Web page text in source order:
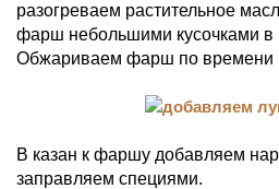
разогреваем растительное
фарш небольшими кусочками в
Обжариваем фарш по времени
В казан к фаршу добавляем
заправляем специями.